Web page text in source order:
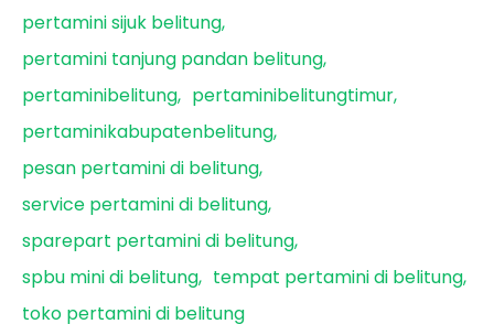
pertamini sijuk belitung
pertamini tanjung pandan belitung
pertaminibelitung
pertaminibelitungtimur
pertaminikabupatenbelitung
pesan pertamini di belitung
service pertamini di belitung
sparepart pertamini di belitung
spbu mini di belitung
tempat pertamini di belitung
toko pertamini di belitung